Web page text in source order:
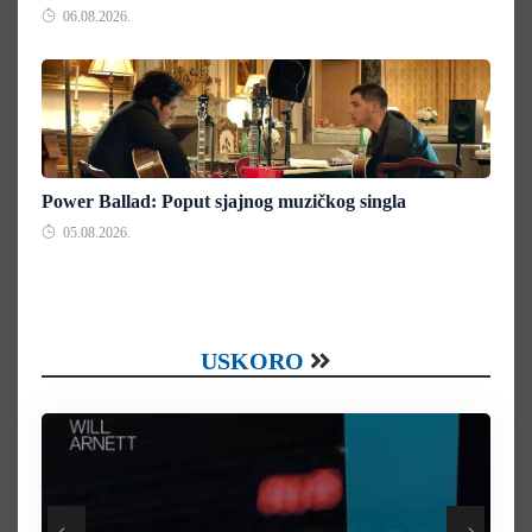
06.08.2026.
Power Ballad: Poput sjajnog muzičkog singla
05.08.2026.
USKORO